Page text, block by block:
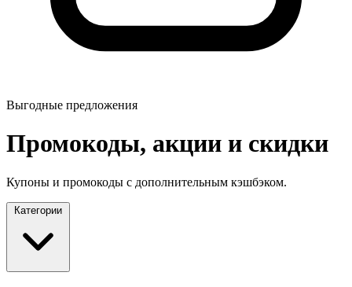
Выгодные предложения
Промокоды, акции и скидки
Купоны и промокоды с дополнительным кэшбэком.
Категории